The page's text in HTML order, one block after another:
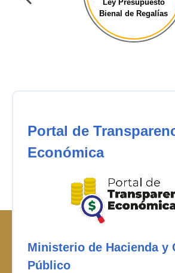
Ley Presupuesto
Bienal de Regalías
Portal de
Económica
Ministerio de Hacienda y
Público